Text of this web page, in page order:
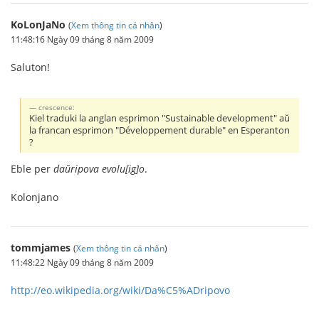
KoLonJaNo (Xem thông tin cá nhân)
11:48:16 Ngày 09 tháng 8 năm 2009
Saluton!
crescence:
Kiel traduki la anglan esprimon "Sustainable development" aŭ
la francan esprimon "Développement durable" en Esperanton
?
Eble per daŭripova evolu[ig]o.
Kolonjano
tommjames (Xem thông tin cá nhân)
11:48:22 Ngày 09 tháng 8 năm 2009
http://eo.wikipedia.org/wiki/Da%C5%ADripovo